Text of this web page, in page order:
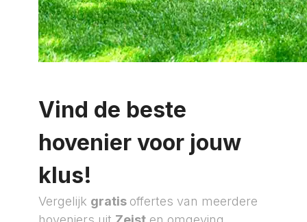
Vind de beste
hovenier voor jouw
klus!
Vergelijk gratis offertes van meerdere